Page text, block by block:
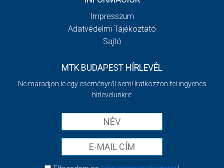
Impresszum
Adatvédelmi Tájékoztató
Sajtó
MTK BUDAPEST HÍRLEVÉL
Ne maradjon le egy eseményről sem! Iratkozzon fel ingyenes
hírlevelünkre: